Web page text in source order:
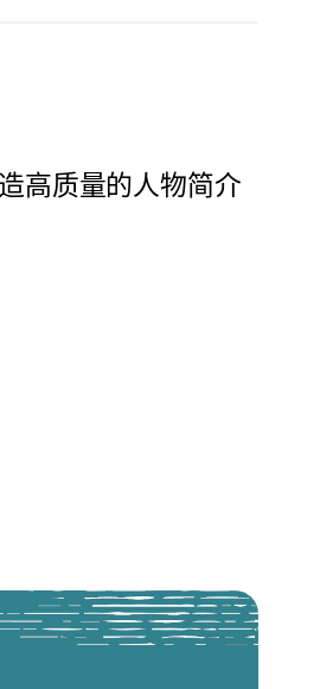
高质量的人物简介